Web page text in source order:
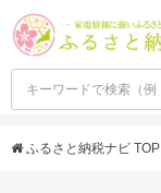
ふるさと納税ナビ TOP